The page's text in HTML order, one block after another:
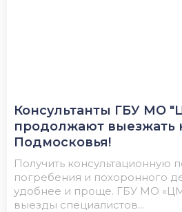
Консультанты ГБУ МО
продолжают выезжать
Подмосковья!
Получить консультационную
погребения и похоронного
удобнее и проще. ГБУ МО
выезды специалистов...